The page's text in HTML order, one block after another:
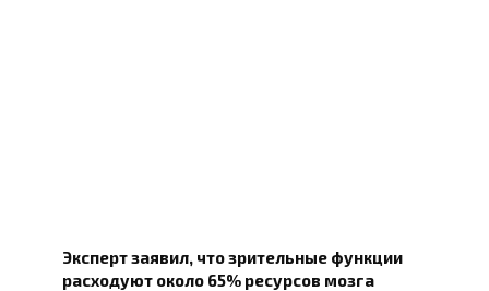
Эксперт заявил, что зрительные функции
расходуют около 65% ресурсов мозга